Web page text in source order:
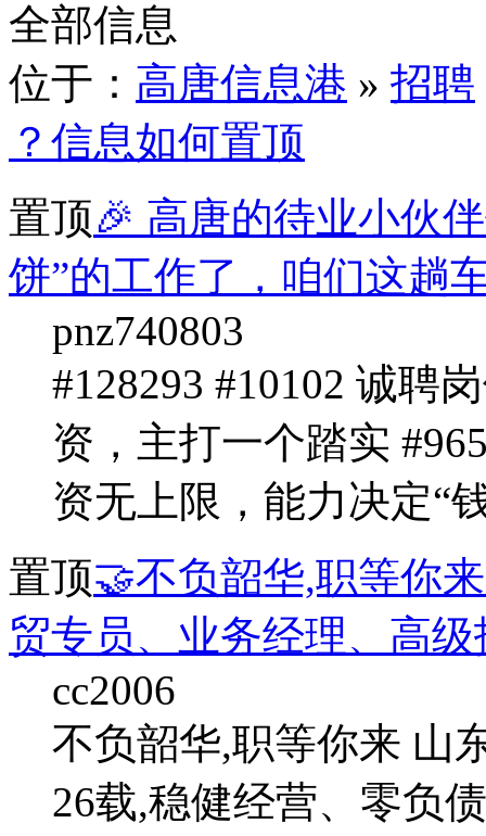
全部信息
位于： 高唐信息港 » 招聘
？信息如何置顶
置顶🎉 高唐的待业小伙
饼”的工作了，咱们这趟
pnz740803
#128293 #10102 诚聘
资，主打一个踏实
资无上限，能力决定“
置顶🤝不负韶华,职等你
贸专员、业务经理、高
cc2006
不负韶华,职等你来 山
26载,稳健经营、零负